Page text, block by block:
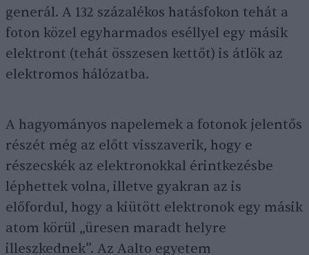
generál. A 132 százalékos hatásfokon tehát a
foton közel egyharmados eséllyel egy másik
elektront (tehát összesen kettőt) is átlök az
elektromos hálózatba.
A hagyományos napelemek a fotonok jelentős
részét még az előtt visszaverik, hogy e
részecskék az elektronokkal érintkezésbe
léphettek volna, illetve gyakran az is
előfordul, hogy a kiütött elektronok egy másik
atom körül „üresen maradt helyre
illeszkednek”. Az Aalto egyetem